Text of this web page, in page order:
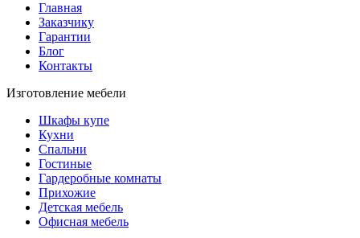
Главная
Заказчику
Гарантии
Блог
Контакты
Изготовление мебели
Шкафы купе
Кухни
Спальни
Гостиные
Гардеробные комнаты
Прихожие
Детская мебель
Офисная мебель